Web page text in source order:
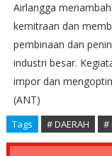
Airlangga
kemitraan dan
pembinaan dan
industri besar.
impor dan
(ANT)
Tags # DAERAH #